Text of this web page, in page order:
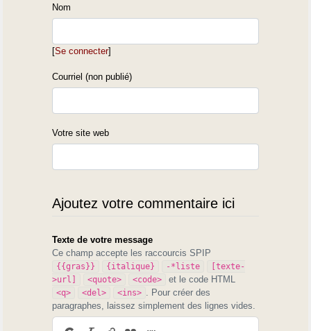
Nom
[Se connecter]
Courriel (non publié)
Votre site web
Ajoutez votre commentaire ici
Texte de votre message
Ce champ accepte les raccourcis SPIP
{{gras}} {italique} -*liste
[texte-
>url]
<quote> <code> et le code HTML
<q> <del> <ins>
. Pour créer des
paragraphes, laissez simplement des lignes vides.